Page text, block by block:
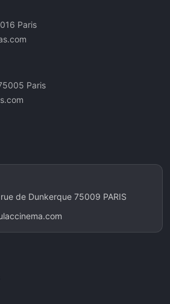
Paris
Paris
de Dunkerque 75009 PARIS